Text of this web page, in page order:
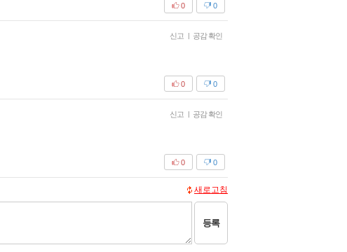
0
0
신고 | 공감 확인
0
0
신고 | 공감 확인
0
0
새로고침
등록